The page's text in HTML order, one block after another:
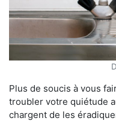
Plus de soucis à vous
troubler votre quiétude
chargent de les